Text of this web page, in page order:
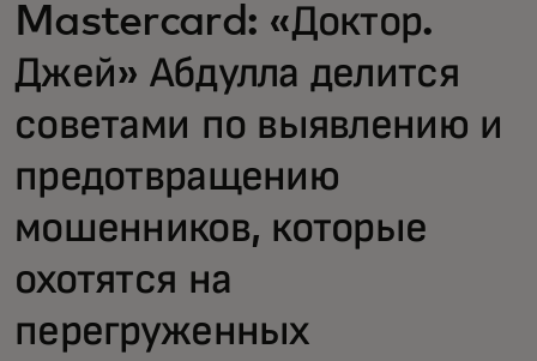
Mastercard: «Доктор.
Джей» Абдулла делится
советами по выявлению и
предотвращению
мошенников, которые
охотятся на
перегруженных